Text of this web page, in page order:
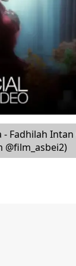
Fadhilah